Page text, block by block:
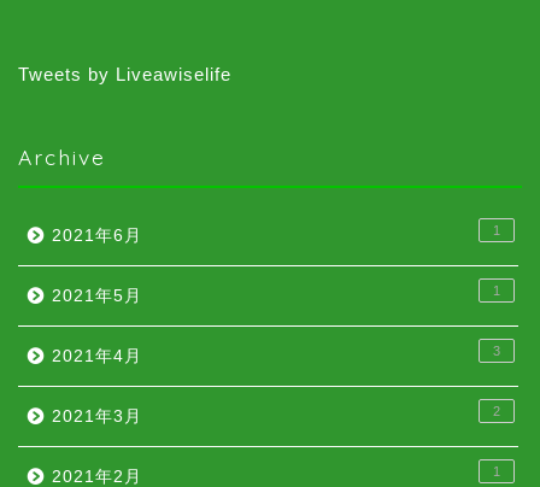
Tweets by Liveawiselife
Archive
2021年6月 1
2021年5月 1
2021年4月 3
2021年3月 2
2021年2月 1